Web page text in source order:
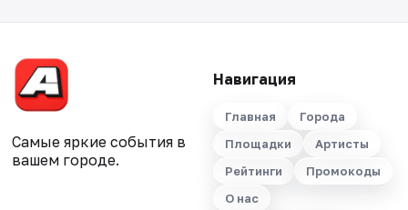
Самые яркие события в
вашем городе.
Навигация
Главная
Города
Площадки
Артисты
Рейтинги
Промокоды
О нас